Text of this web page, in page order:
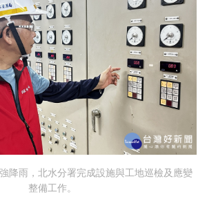
降雨，北水分署完成設施與工地巡檢及應變
整備工作。